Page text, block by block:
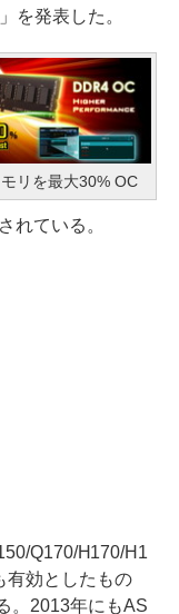
を発表した。
リを最大30% OC
れている。
Q170/H170/H1
有効としたもの
。2013年にもAS